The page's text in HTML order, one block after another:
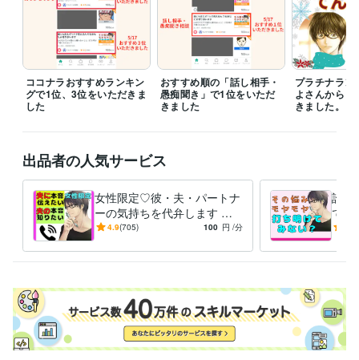
予約される方も
まずは最初にDMしてみてください♡
その後に予約をお願いします。
予約を確定してしまうとシステム上、日程変更ができませんので、
確認しながら一緒に決めましょう。
待機中でなくても
電話やチャット対応中の場合でも
即レスできませんが、返信するのでメッセージしてみてね♡
今、一番人気ある電話相談はこちら
【女性限定】夫やパートナーの本音を知りたい方
https://coconala.com/services/3296067
あなたとの出会い、楽しみにしています♪
医療・介護 / MR 経験年数 : 16年
ライフスタイル・その他 / 講師・インストラクター 経験年数 : 27年
ライフスタイル・その他 / カウンセラー・コーチ 経験年数 : 15年
職歴
ココナラおすすめランキン
グで1位、3位をいただきま
した
おすすめ順の「話し相手・
愚痴聞き」で1位をいただ
きました
プラチナラン
よさんからも
きました。
出品者の人気サービス
女性限定♡彼・夫・パートナ
ーの気持ちを代弁します 女
同志では解らない！男性に直
に。
4.9(705) 100 円 /分
誰に
でる
心の
ない